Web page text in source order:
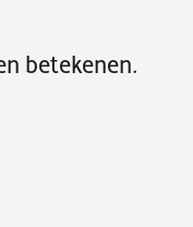
betekenen.